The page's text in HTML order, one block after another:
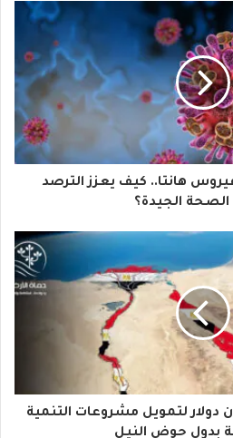
هانتا.. كيف يعزز الترصد
الصحة الجيدة؟
100 مليون دولار لتمويل مشروعات التنمية
بدول حوض النيل